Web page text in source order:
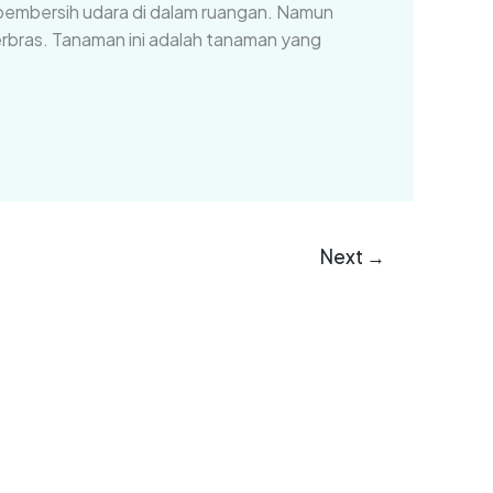
udara di dalam ruangan. Namun
Tanaman ini adalah tanaman yang
Next →